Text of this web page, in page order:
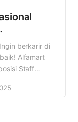
berkarir di
Alfamart
Staff
mencari
memberikan